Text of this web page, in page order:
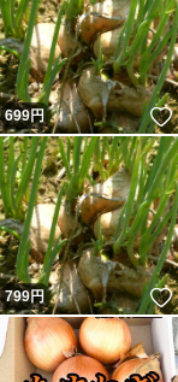
いね！
699円
いね！
799円